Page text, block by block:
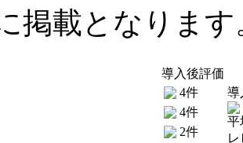
掲載となります
導入後評価
4件
4件
2件
導
平